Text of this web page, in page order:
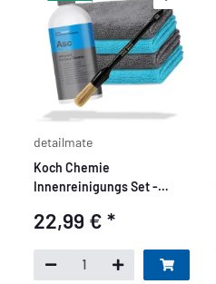
detailmate
Koch Chemie
Innenreinigungs Set -
22,99 €*